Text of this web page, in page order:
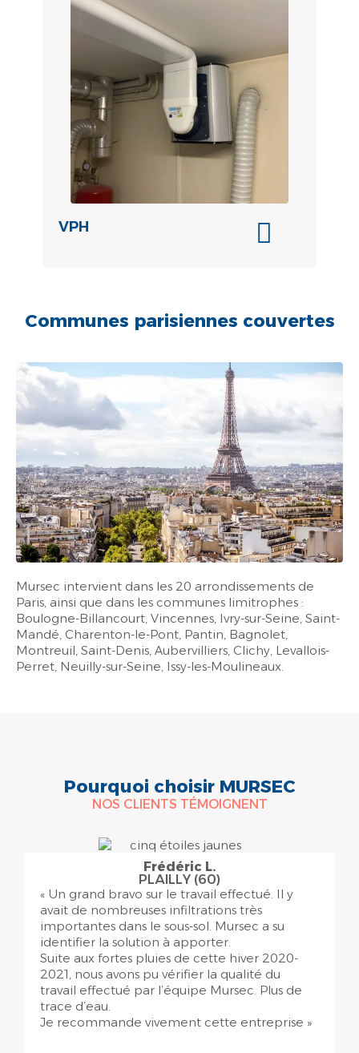
VPH
Communes parisiennes couvertes
Mursec intervient dans les 20 arrondissements de
Paris, ainsi que dans les communes limitrophes :
Boulogne-Billancourt, Vincennes, Ivry-sur-Seine, Saint-
Mandé, Charenton-le-Pont, Pantin, Bagnolet,
Montreuil, Saint-Denis, Aubervilliers, Clichy, Levallois-
Perret, Neuilly-sur-Seine, Issy-les-Moulineaux.
Pourquoi choisir MURSEC
NOS CLIENTS TÉMOIGNENT
Frédéric L.
PLAILLY (60)
« Un grand bravo sur le travail effectué. Il y
avait de nombreuses infiltrations très
importantes dans le sous-sol. Mursec a su
identifier la solution à apporter.
Suite aux fortes pluies de cette hiver 2020-
2021, nous avons pu vérifier la qualité du
travail effectué par l’équipe Mursec. Plus de
trace d’eau.
Je recommande vivement cette entreprise »